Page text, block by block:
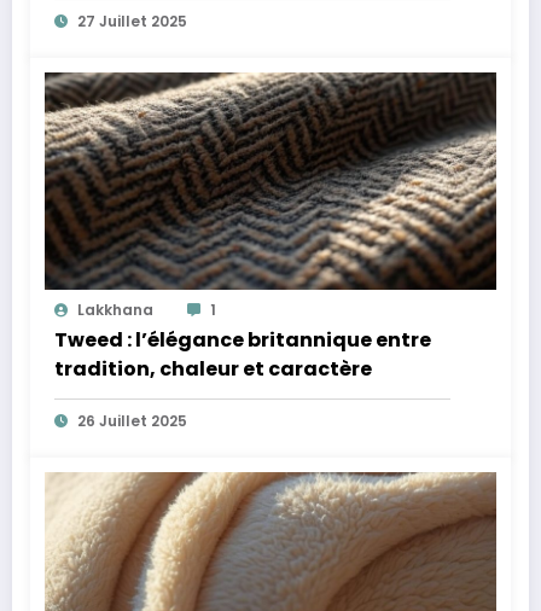
27 Juillet 2025
Lakkhana 1
Tweed : l’élégance britannique entre
tradition, chaleur et caractère
26 Juillet 2025